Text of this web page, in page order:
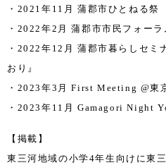
・2021年11月 蒲郡市ひとねる祭
・2022年2月 蒲郡市市民フォー
・2022年12月 蒲郡市暮らしセ
おり』
・2023年3月 First Meeting @東
・2023年11月 Gamagori Night
【掲載】
東三河地域の小学4年生向けに東